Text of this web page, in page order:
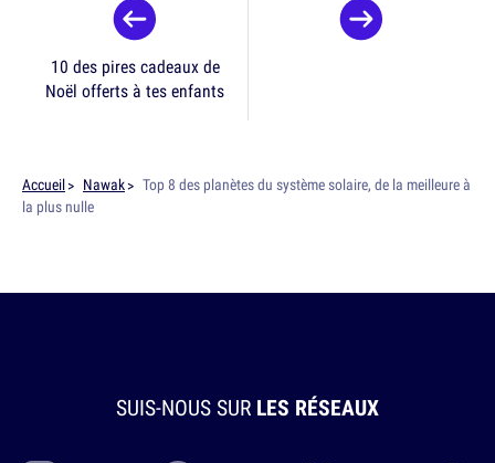
10 des pires cadeaux de
Noël offerts à tes enfants
Accueil Nawak
Top 8 des planètes du système solaire, de la meilleure à
la plus nulle
SUIS-NOUS SUR LES RÉSEAUX